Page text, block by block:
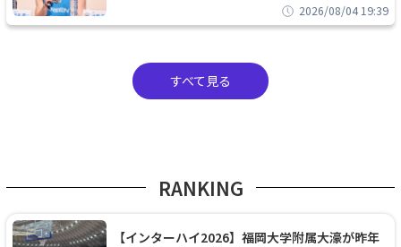
2026/08/04 19:39
すべて見る
RANKING
【インターハイ2026】福岡大学附属大濠が昨年